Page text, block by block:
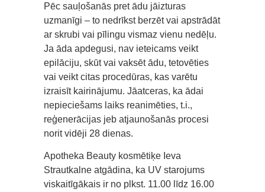
Pēc sauļošanās pret ādu jāizturas
uzmanīgi – to nedrīkst berzēt vai apstrādāt
ar skrubi vai pīlingu vismaz vienu nedēļu.
Ja āda apdegusi, nav ieteicams veikt
epilāciju, skūt vai vaksēt ādu, tetovēties
vai veikt citas procedūras, kas varētu
izraisīt kairinājumu. Jāatceras, ka ādai
nepieciešams laiks reanimēties, t.i.,
reģenerācijas jeb atjaunošanās procesi
norit vidēji 28 dienas.
Apotheka Beauty kosmētiķe Ieva
Strautkalne atgādina, ka UV starojums
viskaitīgākais ir no plkst. 11.00 līdz 16.00